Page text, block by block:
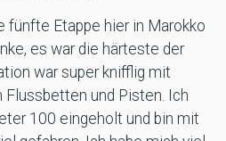
fünfte Etappe hier in Marokko
es war die härteste der
war super knifflig mit
und Pisten. Ich
100 eingeholt und bin mit